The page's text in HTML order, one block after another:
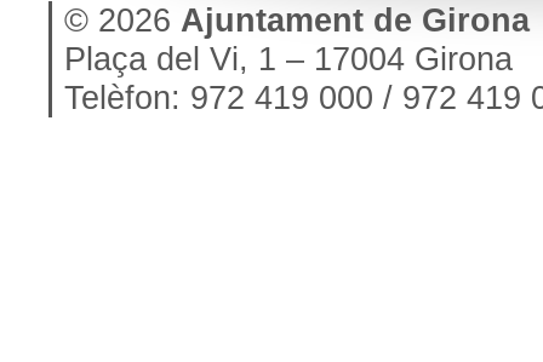
© 2026 Ajuntament de Girona
Plaça del Vi, 1 – 17004 Girona
Telèfon: 972 419 000 / 972 419